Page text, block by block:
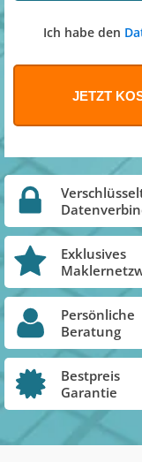
Ich habe den
Exklusives
Persönliche
Beratung
Bestpreis
Garantie